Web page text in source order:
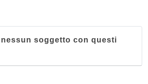
soggetto con questi